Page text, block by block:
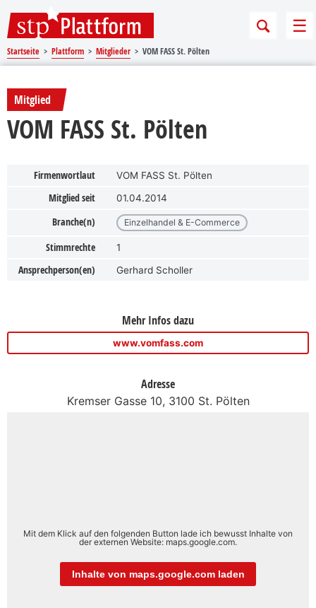
Startseite Plattform Mitglieder VOM FASS St. Pölten
Mitglied
VOM FASS St. Pölten
Firmenwortlaut VOM FASS St. Pölten
Mitglied seit 01.04.2014
Branche(n) Einzelhandel & E-Commerce
Stimmrechte 1
Ansprechperson(en) Gerhard Scholler
Mehr Infos dazu
www.vomfass.com
Adresse
Kremser Gasse 10, 3100 St. Pölten
Mit dem Klick auf den folgenden Button lade ich bewusst Inhalte von
der externen Website: maps.google.com.
Inhalte von maps.google.com laden